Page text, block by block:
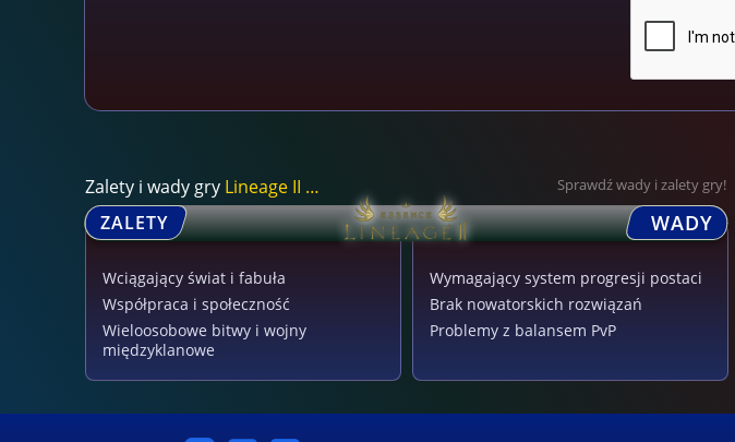
Zalety i wady gry Lineage II Essence Sprawdź wady i zalety gry!
ZALETY WADY
Wciągający świat i fabuła
Współpraca i społeczność
Wieloosobowe bitwy i wojny
międzyklanowe
Wymagający system progresji postaci
Brak nowatorskich rozwiązań
Problemy z balansem PvP